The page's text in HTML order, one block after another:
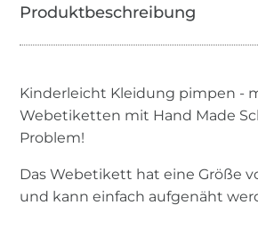
Kinderleicht Kleidung pimpen -
Webetiketten mit Hand Made
Problem!
Das Webetikett hat eine Größe
und kann einfach aufgenäht